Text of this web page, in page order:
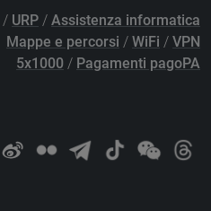
/ URP / Assistenza informatica
Mappe e percorsi / WiFi / VPN
5x1000 / Pagamenti pagoPA